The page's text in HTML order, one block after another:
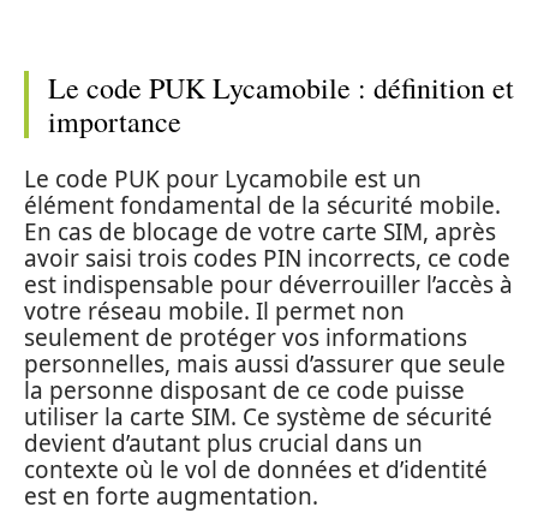
Le code PUK Lycamobile : définition et
importance
Le code PUK pour Lycamobile est un
élément fondamental de la sécurité mobile.
En cas de blocage de votre carte SIM, après
avoir saisi trois codes PIN incorrects, ce code
est indispensable pour déverrouiller l’accès à
votre réseau mobile. Il permet non
seulement de protéger vos informations
personnelles, mais aussi d’assurer que seule
la personne disposant de ce code puisse
utiliser la carte SIM. Ce système de sécurité
devient d’autant plus crucial dans un
contexte où le vol de données et d’identité
est en forte augmentation.